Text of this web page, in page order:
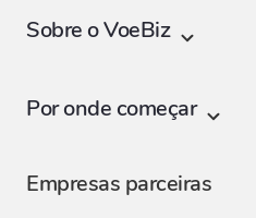
Sobre o VoeBiz
Vantagens do Voebiz
Clube Smiles para empresas
Por onde começar
Dúvidas frequentes
Empresas parceiras